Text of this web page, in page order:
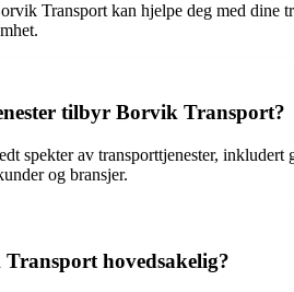
Transport kan hjelpe deg med dine
tilbyr Borvik Transport?
spekter av transporttjenester, inkludert
og bransjer.
hovedsakelig?